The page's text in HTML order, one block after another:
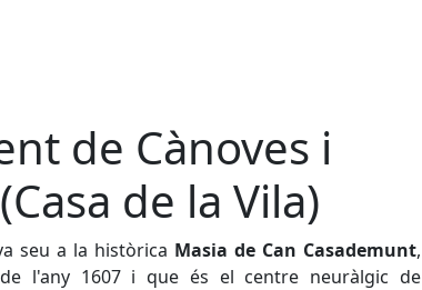
de Cànoves i
de la Vila)
seu a la històrica Masia de Can Casademunt,
l'any 1607 i que és el centre neuràlgic de